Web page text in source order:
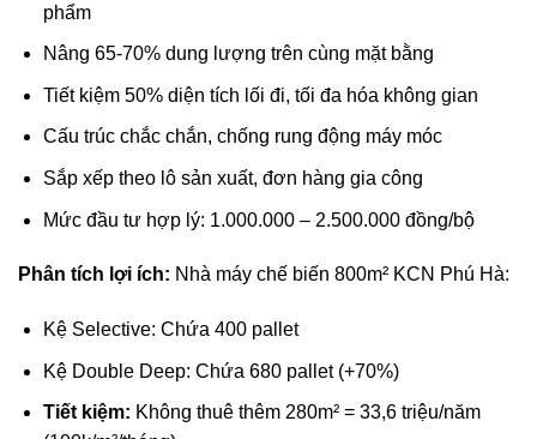
phẩm
Nâng 65-70% dung lượng trên cùng mặt bằng
Tiết kiệm 50% diện tích lối đi, tối đa hóa không gian
Cấu trúc chắc chắn, chống rung động máy móc
Sắp xếp theo lô sản xuất, đơn hàng gia công
Mức đầu tư hợp lý: 1.000.000 – 2.500.000 đồng/bộ
Phân tích lợi ích: Nhà máy chế biến 800m² KCN Phú Hà:
Kệ Selective: Chứa 400 pallet
Kệ Double Deep: Chứa 680 pallet (+70%)
Tiết kiệm: Không thuê thêm 280m² = 33,6 triệu/năm